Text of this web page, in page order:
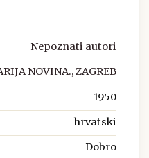
Nepoznati autori
NOVINA., ZAGREB
1950
hrvatski
Dobro